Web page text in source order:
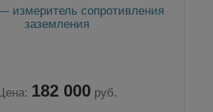
измеритель сопротивления
заземления
182 000 руб.